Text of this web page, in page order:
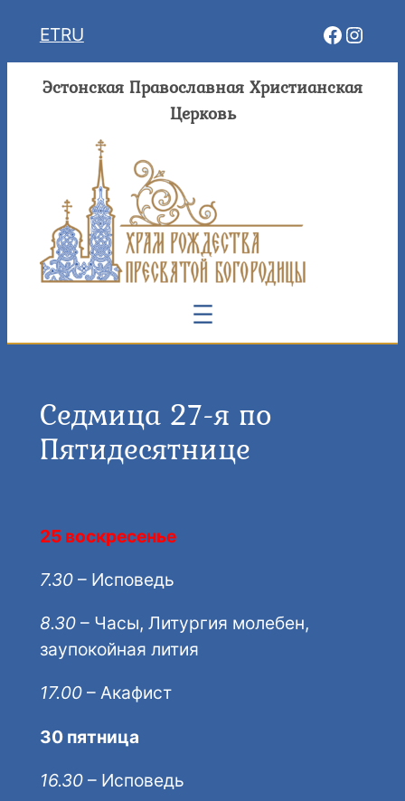
ETRU
Эстонская Православная Христианская
Церковь
Седмица 27-я по
Пятидесятнице
25 воскресенье
7.30– Исповедь
8.30– Часы, Литургия молебен,
заупокойная лития
17.00– Акафист
30 пятница
16.30– Исповедь